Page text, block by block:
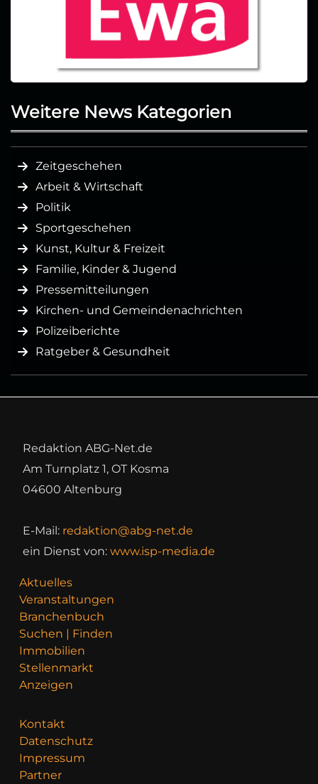
Weitere News Kategorien
Zeitgeschehen
Arbeit & Wirtschaft
Politik
Sportgeschehen
Kunst, Kultur & Freizeit
Familie, Kinder & Jugend
Pressemitteilungen
Kirchen- und Gemeindenachrichten
Polizeiberichte
Ratgeber & Gesundheit
Redaktion ABG-Net.de
Am Turnplatz 1, OT Kosma
04600 Altenburg
E-Mail: redaktion@abg-net.de
ein Dienst von: www.isp-media.de
Aktuelles
Veranstaltungen
Branchenbuch
Suchen | Finden
Immobilien
Stellenmarkt
Anzeigen
Kontakt
Datenschutz
Impressum
Partner